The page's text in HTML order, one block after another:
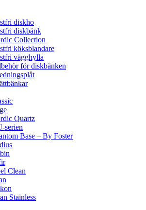
diskho
diskbänk
Collection
köksblandare
vägghylla
för diskbänken
Quartz
serien
Base – By Foster
Clean
Stainless